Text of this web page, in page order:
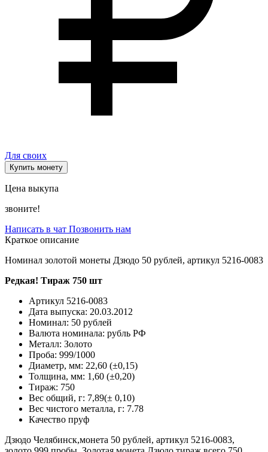
Для своих
Купить монету
Цена выкупа
звоните!
Написать в чат Позвонить нам
Краткое описание
Номинал золотой монеты Дзюдо 50 рублей, артикул 5216-0083
Редкая! Тираж 750 шт
Артикул 5216-0083
Дата выпуска: 20.03.2012
Номинал: 50 рублей
Валюта номинала: рубль РФ
Металл: Золото
Проба: 999/1000
Диаметр, мм: 22,60 (±0,15)
Толщина, мм: 1,60 (±0,20)
Тираж: 750
Вес общий, г: 7,89(± 0,10)
Вес чистого металла, г: 7.78
Качество пруф
Дзюдо Челябинск,монета 50 рублей, артикул 5216-0083,